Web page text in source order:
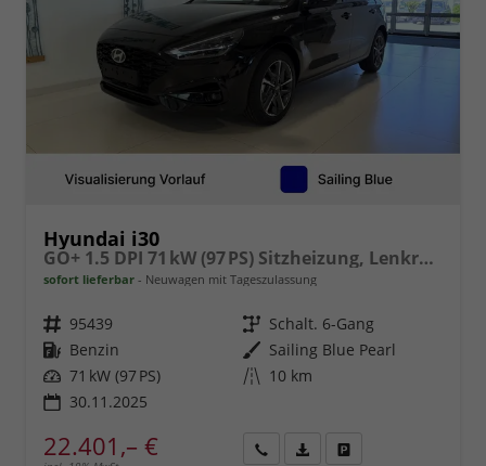
Hyundai i30
GO+ 1.5 DPI 71 kW (97 PS) Sitzheizung, Lenkradheizung, 2-Zonen-Klimaautomatik, Android Auto, Apple CarPlay, Navigationssystem, DAB, Induktionsladen für Smartphones, 17 Zoll Leichtmetallfelgen, uvm.
sofort lieferbar Neuwagen mit Tageszulassung
Fahrzeugnr. 95439 Getriebe Schalt. 6-Gang
Kraftstoff Benzin Außenfarbe Sailing Blue Pearl
Leistung 71 kW (97 PS) Kilometerstand 10 km
30.11.2025
22.401,– €